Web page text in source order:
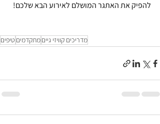
להפיק את האתגר המושלם לאירוע הבא שלכם!
מדריכים קוויזי גייםמתקדמים טיפים